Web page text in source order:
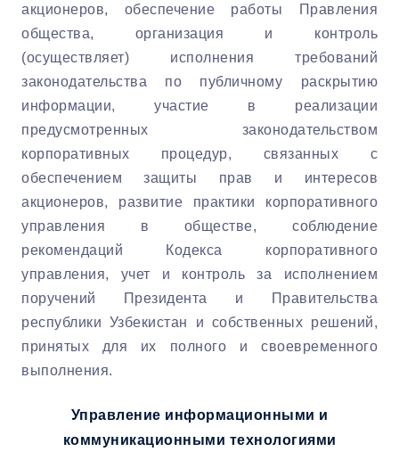
акционеров, обеспечение работы Правления
общества, организация и контроль
(осуществляет) исполнения требований
законодательства по публичному раскрытию
информации, участие в реализации
предусмотренных законодательством
корпоративных процедур, связанных с
обеспечением защиты прав и интересов
акционеров, развитие практики корпоративного
управления в обществе, соблюдение
рекомендаций Кодекса корпоративного
управления, учет и контроль за исполнением
поручений Президента и Правительства
республики Узбекистан и собственных решений,
принятых для их полного и своевременного
выполнения.
Управление информационными и
коммуникационными технологиями